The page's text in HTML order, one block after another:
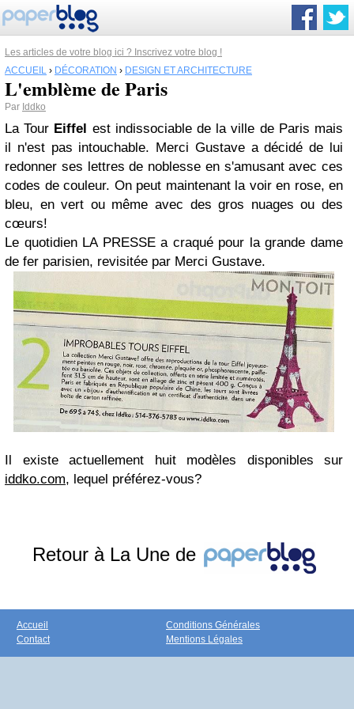
Les articles de votre blog ici ? Inscrivez votre blog !
ACCUEIL › DÉCORATION › DESIGN ET ARCHITECTURE
L'emblème de Paris
Par Iddko
La Tour Eiffel est indissociable de la ville de Paris mais
il n'est pas intouchable. Merci Gustave a décidé de lui
redonner ses lettres de noblesse en s'amusant avec ces
codes de couleur. On peut maintenant la voir en rose, en
bleu, en vert ou même avec des gros nuages ou des
cœurs!
Le quotidien LA PRESSE a craqué pour la grande dame
de fer parisien, revisitée par Merci Gustave.
Il existe actuellement huit modèles disponibles sur
iddko.com, lequel préférez-vous?
Retour à La Une de
Accueil
Contact
Conditions Générales
Mentions Légales